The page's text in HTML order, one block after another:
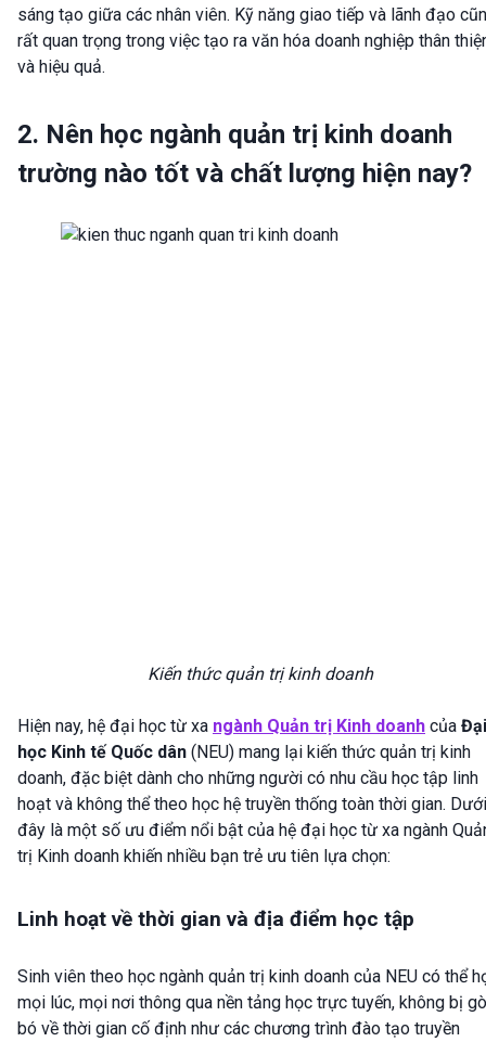
sáng tạo giữa các nhân viên. Kỹ năng giao tiếp và lãnh đạo
rất quan trọng trong việc tạo ra văn hóa doanh nghiệp thân
và hiệu quả.
2. Nên học ngành quản trị kinh doanh
trường nào tốt và chất lượng hiện nay?
Kiến thức quản trị kinh doanh
Hiện nay, hệ đại học từ xa ngành Quản trị Kinh doanh của Đại
học Kinh tế Quốc dân (NEU) mang lại kiến thức quản trị kinh
doanh, đặc biệt dành cho những người có nhu cầu học tập linh
hoạt và không thể theo học hệ truyền thống toàn thời gian. Dưới
đây là một số ưu điểm nổi bật của hệ đại học từ xa ngành
trị Kinh doanh khiến nhiều bạn trẻ ưu tiên lựa chọn:
Linh hoạt về thời gian và địa điểm học tập
Sinh viên theo học ngành quản trị kinh doanh của NEU có thể
mọi lúc, mọi nơi thông qua nền tảng học trực tuyến, không bị gò
bó về thời gian cố định như các chương trình đào tạo truyền